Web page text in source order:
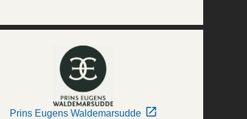
Prins Eugens Waldemarsudde